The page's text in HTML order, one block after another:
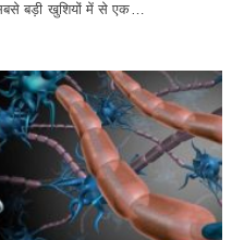
बड़ी खुशियों में से एक…